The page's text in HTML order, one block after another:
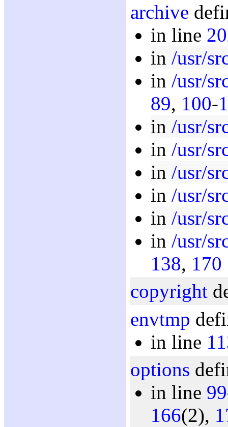
archive
in line
in /usr/
in /usr/
89, 100-
in /usr/
in /usr/
in /usr/
in /usr/
in /usr/
in /usr/
138, 170
copyright
envtmp
in line
options
in line 99
166(2),